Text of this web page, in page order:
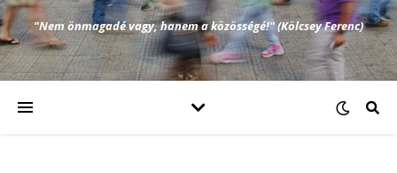
"Nem önmagadé vagy, hanem a közösségé!" (Kölcsey Ferenc)